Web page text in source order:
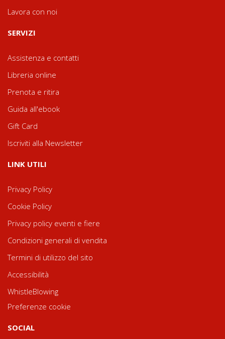
Lavora con noi
SERVIZI
Assistenza e contatti
Libreria online
Prenota e ritira
Guida all'ebook
Gift Card
Iscriviti alla Newsletter
LINK UTILI
Privacy Policy
Cookie Policy
Privacy policy eventi e fiere
Condizioni generali di vendita
Termini di utilizzo del sito
Accessibilità
WhistleBlowing
Preferenze cookie
SOCIAL